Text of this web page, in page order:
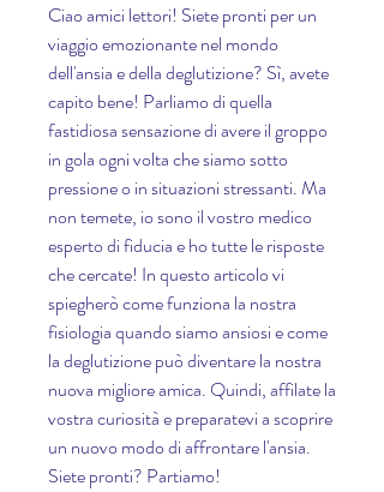
Ciao amici lettori! Siete pronti per un
viaggio emozionante nel mondo
dell'ansia e della deglutizione? Sì, avete
capito bene! Parliamo di quella
fastidiosa sensazione di avere il groppo
in gola ogni volta che siamo sotto
pressione o in situazioni stressanti. Ma
non temete, io sono il vostro medico
esperto di fiducia e ho tutte le risposte
che cercate! In questo articolo vi
spiegherò come funziona la nostra
fisiologia quando siamo ansiosi e come
la deglutizione può diventare la nostra
nuova migliore amica. Quindi, affilate la
vostra curiosità e preparatevi a scoprire
un nuovo modo di affrontare l'ansia.
Siete pronti? Partiamo!